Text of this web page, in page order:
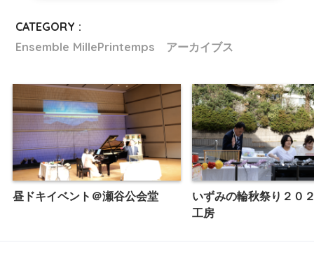
CATEGORY :
Ensemble MillePrintemps アーカイブス
昼ドキイベント＠瀬谷公会堂
いずみの輪秋祭り２０
工房